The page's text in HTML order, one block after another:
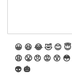
😀 😆 😂🤣 😊 😇
😩 😤 😠 😡 😲 😳
👽 🎃